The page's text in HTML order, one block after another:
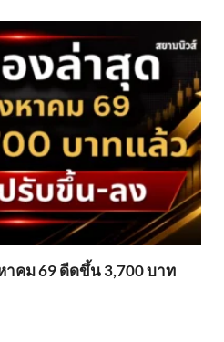
าคม 69 ดีดขึ้น 3,700 บาท